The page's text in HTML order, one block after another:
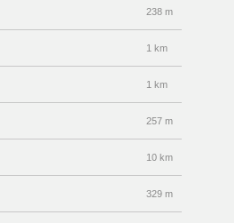
238 m
1 km
1 km
257 m
10 km
329 m